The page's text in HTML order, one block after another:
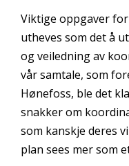
Viktige oppgaver
utheves som det å
og veiledning av
vår samtale, som
Hønefoss, ble det
snakker om
som kanskje deres
plan sees mer som